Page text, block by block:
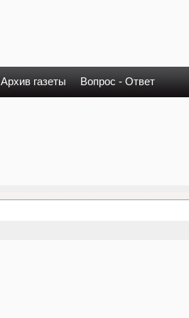
Архив газеты Вопрос - Ответ